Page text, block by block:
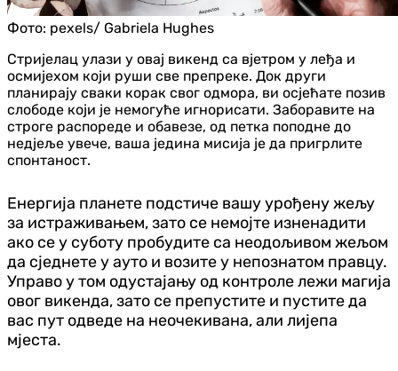
Фото: pexels/ Gabriela Hughes
Стријелац улази у овај викенд са вјетром у леђа и
осмијехом који руши све препреке. Док други
планирају сваки корак свог одмора, ви осјећате позив
слободе који је немогуће игнорисати. Заборавите на
строге распореде и обавезе, од петка поподне до
недјеље увече, ваша једина мисија је да пригрлите
спонтаност.
Енергија планете подстиче вашу урођену жељу
за истраживањем, зато се немојте изненадити
ако се у суботу пробудите са неодољивом жељом
да сједнете у ауто и возите у непознатом правцу.
Управо у том одустајању од контроле лежи магија
овог викенда, зато се препустите и пустите да
вас пут одведе на неочекивана, али лијепа
мјеста.